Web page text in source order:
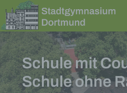
Schule mit
Schule ohne